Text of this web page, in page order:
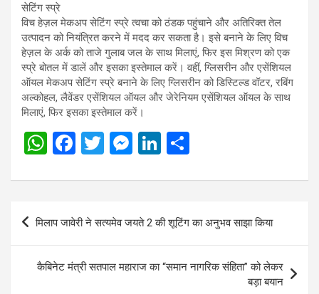
सेटिंग स्प्रे
विच हेज़ल मेकअप सेटिंग स्प्रे त्वचा को ठंडक पहुंचाने और अतिरिक्त तेल
उत्पादन को नियंत्रित करने में मदद कर सकता है। इसे बनाने के लिए विच
हेज़ल के अर्क को ताजे गुलाब जल के साथ मिलाएं, फिर इस मिश्रण को एक
स्प्रे बोतल में डालें और इसका इस्तेमाल करें। वहीं, ग्लिसरीन और एसेंशियल
ऑयल मेकअप सेटिंग स्प्रे बनाने के लिए ग्लिसरीन को डिस्टिल्ड वॉटर, रबिंग
अल्कोहल, लैवेंडर एसेंशियल ऑयल और जेरेनियम एसेंशियल ऑयल के साथ
मिलाएं, फिर इसका इस्तेमाल करें।
W
at
A
p
p
F
ce
b
o
o
k
T
tt
er
M
se
n
g
er
Li
ke
dI
n
ar
Post
मिलाप जावेरी ने सत्यमेव जयते 2 की शूटिंग का अनुभव साझा किया
कैबिनेट मंत्री सतपाल महाराज का “समान नागरिक संहिता” को लेकर
बड़ा बयान